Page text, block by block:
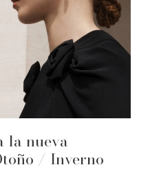
la nueva
/ Inverno